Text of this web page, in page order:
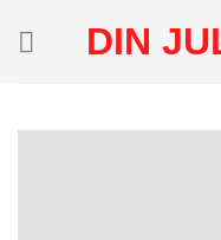
DIN